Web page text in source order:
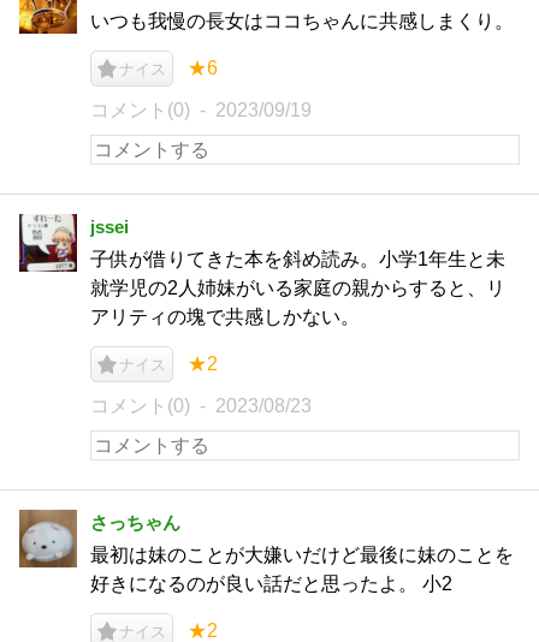
いつも我慢の長女はココちゃんに共感しまくり。
ナイス ★6
コメント(0) 2023/09/19
jssei
子供が借りてきた本を斜め読み。小学1年生と未
就学児の2人姉妹がいる家庭の親からすると、リ
アリティの塊で共感しかない。
ナイス ★2
コメント(0) 2023/08/23
さっちゃん
最初は妹のことが大嫌いだけど最後に妹のことを
好きになるのが良い話だと思ったよ。 小2
ナイス ★2